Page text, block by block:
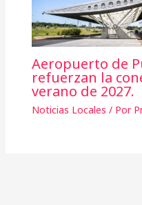
Aeropuerto de
refuerzan la
verano de 2027.
Noticias Locales / Por